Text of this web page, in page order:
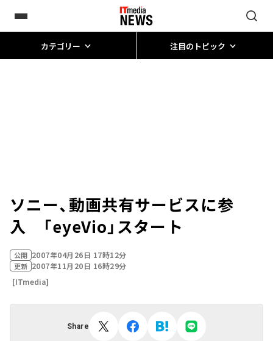
カテゴリー 注目のトピック
ソニー、動画共有サービスに参
入 「eyeVio」スタート
公開 2007年04月26日 17時12分
更新 2007年11月20日 16時29分
[ITmedia]
Share